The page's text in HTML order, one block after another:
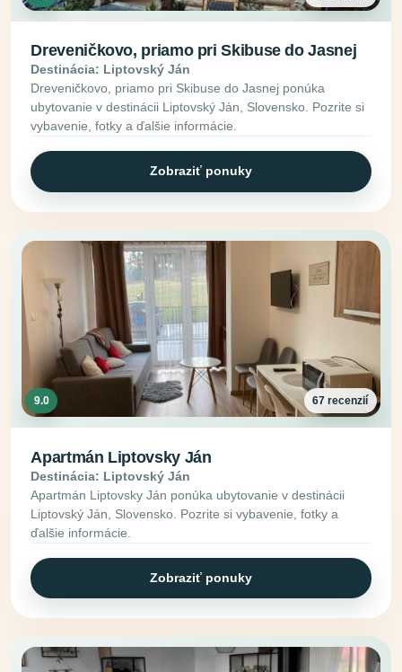
Dreveničkovo, priamo pri Skibuse do Jasnej
Destinácia: Liptovský Ján
Dreveničkovo, priamo pri Skibuse do Jasnej ponúka
ubytovanie v destinácii Liptovský Ján, Slovensko. Pozrite si
vybavenie, fotky a ďalšie informácie.
Zobraziť ponuky
9.0 67 recenzií
Apartmán Liptovsky Ján
Destinácia: Liptovský Ján
Apartmán Liptovsky Ján ponúka ubytovanie v destinácii
Liptovský Ján, Slovensko. Pozrite si vybavenie, fotky a
ďalšie informácie.
Zobraziť ponuky